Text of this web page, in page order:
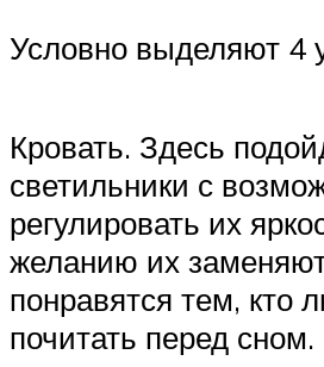
Условно выделяют 4
Кровать. Здесь
светильники с
регулировать их
желанию их
понравятся тем, кто
почитать перед сном.